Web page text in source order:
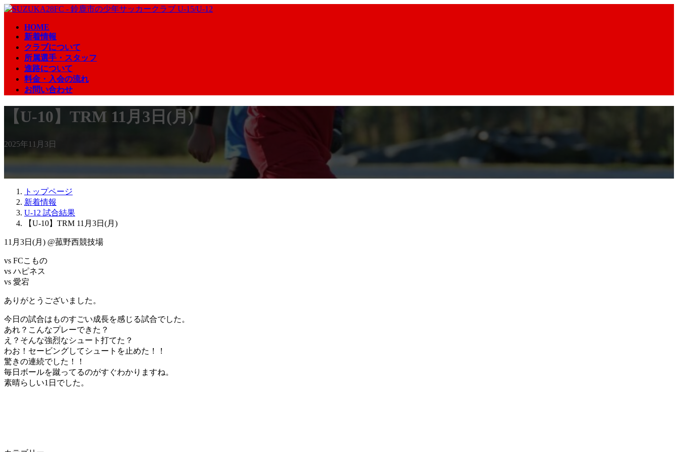
コ
ナ
HOME
新着情報
クラブについて
所属選手・スタッフ
進路について
料金・入会の流れ
お問い合わせ
【U-10】TRM 11月3日(月)
2025年11月3日
トップページ
新着情報
U-12 試合結果
【U-10】TRM 11月3日(月)
11月3日(月) @菰野西競技場
vs FCこもの
vs ハピネス
vs 愛宕
ありがとうございました。
今日の試合はものすごい成長を感じる試合でした。
あれ？こんなプレーできた？
え？そんな強烈なシュート打てた？
わお！セービングしてシュートを止めた！！
驚きの連続でした！！
毎日ボールを蹴ってるのがすぐわかりますね。
素晴らしい1日でした。